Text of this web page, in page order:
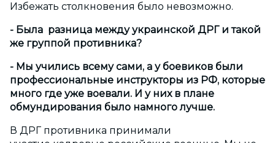
Избежать столкновения было невозможно.
- Была разница между украинской ДРГ и такой
же группой противника?
- Мы учились всему сами, а у боевиков были
профессиональные инструкторы из РФ, которые
много где уже воевали. И у них в плане
обмундирования было намного лучше.
В ДРГ противника принимали